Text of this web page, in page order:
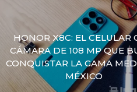
HONOR X8C: EL CELULAR
CÁMARA DE 108 MP QUE
CONQUISTAR LA GAMA
MÉXICO